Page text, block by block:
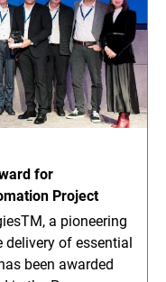
for
Project
a pioneering
delivery of essential
been awarded